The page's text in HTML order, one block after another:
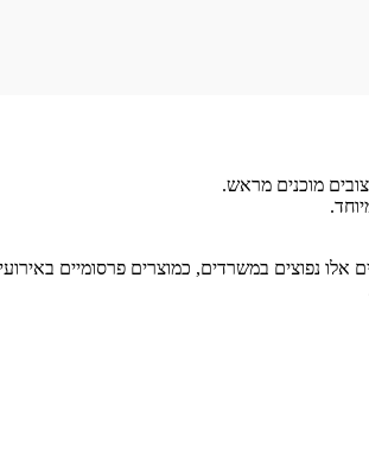
מוכנים מראש.
נפוצים במשרדים, כמוצרים פרסומיים